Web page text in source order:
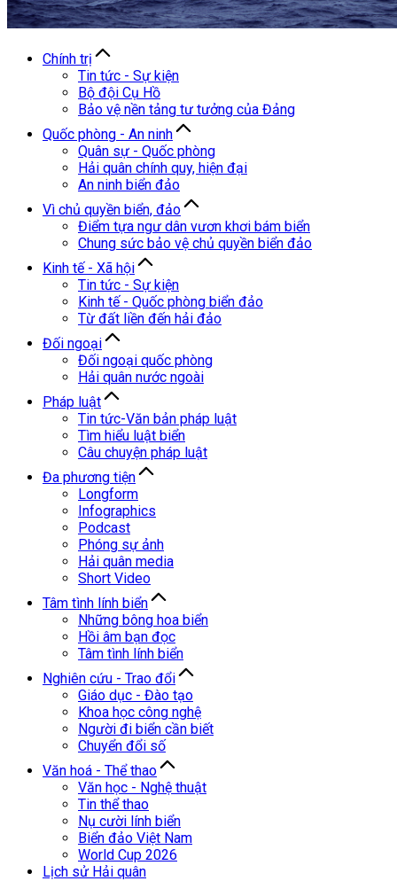
Chính trị
Tin tức - Sự kiện
Bộ đội Cụ Hồ
Bảo vệ nền tảng tư tưởng của Đảng
Quốc phòng - An ninh
Quân sự - Quốc phòng
Hải quân chính quy, hiện đại
An ninh biển đảo
Vì chủ quyền biển, đảo
Điểm tựa ngư dân vươn khơi bám biển
Chung sức bảo vệ chủ quyền biển đảo
Kinh tế - Xã hội
Tin tức - Sự kiện
Kinh tế - Quốc phòng biển đảo
Từ đất liền đến hải đảo
Đối ngoại
Đối ngoại quốc phòng
Hải quân nước ngoài
Pháp luật
Tin tức-Văn bản pháp luật
Tìm hiểu luật biển
Câu chuyện pháp luật
Đa phương tiện
Longform
Infographics
Podcast
Phóng sự ảnh
Hải quân media
Short Video
Tâm tình lính biển
Những bông hoa biển
Hồi âm bạn đọc
Tâm tình lính biển
Nghiên cứu - Trao đổi
Giáo dục - Đào tạo
Khoa học công nghệ
Người đi biển cần biết
Chuyển đổi số
Văn hoá - Thể thao
Văn học - Nghệ thuật
Tin thể thao
Nụ cười lính biển
Biển đảo Việt Nam
World Cup 2026
Lịch sử Hải quân